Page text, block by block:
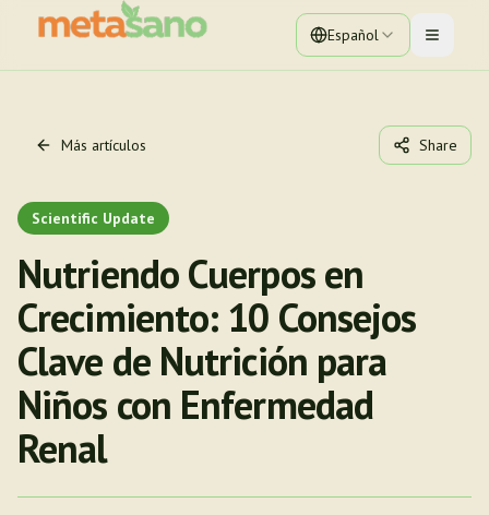
Español Toggle
Más artículos Share
Scientific Update
Nutriendo Cuerpos en
Crecimiento: 10 Consejos
Clave de Nutrición para
Niños con Enfermedad
Renal